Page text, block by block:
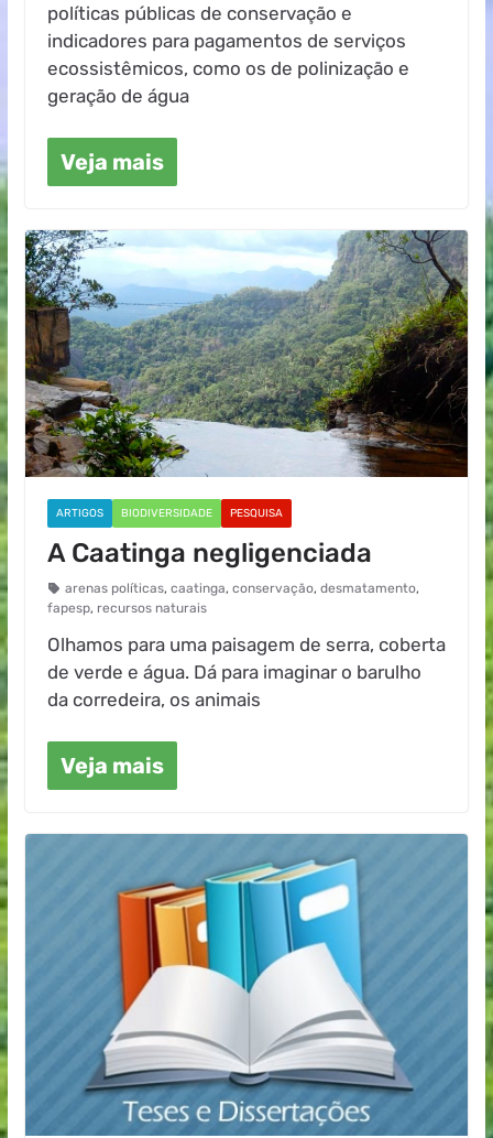
políticas públicas de conservação e
indicadores para pagamentos de serviços
ecossistêmicos, como os de polinização e
geração de água
Veja mais
ARTIGOS BIODIVERSIDADE PESQUISA
A Caatinga negligenciada
arenas políticas, caatinga, conservação, desmatamento,
fapesp, recursos naturais
Olhamos para uma paisagem de serra, coberta
de verde e água. Dá para imaginar o barulho
da corredeira, os animais
Veja mais